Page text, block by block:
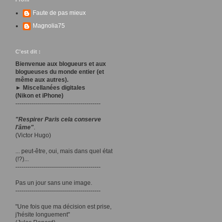
Faute de pas mieux
Magnolia75
C'est dit :
Bienvenue aux blogueurs et aux
blogueuses du monde entier (et
même aux autres).
► Miscellanées digitales
(Nikon et iPhone)
-------------------------------------------
"Respirer Paris cela conserve
l'âme".
(Victor Hugo)
... peut-être, oui, mais dans quel état
(!?)...
-------------------------------------------
Pas un jour sans une image.
-------------------------------------------
"Une fois que ma décision est prise,
j'hésite longuement"